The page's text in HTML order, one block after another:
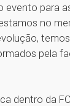
evento para
no
pela
dentro da